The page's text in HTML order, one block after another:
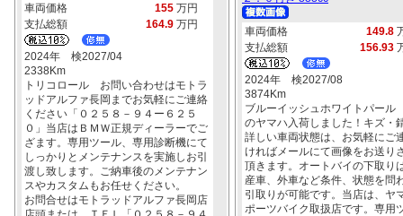
車両価格 155 万円
支払総額
164.9 万円
2024年 検2027/04
2338Km
トリコロール お問い合わせはモトラ
ッドアルファ長岡までお気軽にご連絡
ください「０２５８－９４ー６２５
０」当店はＢＭＷ正規ディーラーでご
ざます。専用ツール、専用診断機にて
しっかりとメンテナンスを実施しお引
渡し致します。ご納車後のメンテナン
スやカスタムもお任せください。
お問合せはモトラッドアルファ長岡店
車両価格 149.8
支払総額
156.93
2024年 検2027/08
3874Km
ブルーイッシュホワイトパー
のヤマハ入荷しました！キズ・
詳しい車両状態は、お気軽にご
ければメールにて画像をお送り
頂きます。オートバイの下取り
産車、外車など条件、状態を問
引取りが可能です。当店は、ヤ
ポーツバイク取扱店です。専用